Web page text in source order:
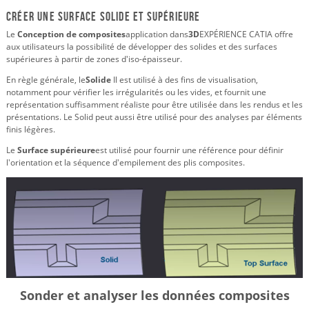
Créer une surface solide et supérieure
Le Conception de compositesapplication dans3DEXPÉRIENCE CATIA offre
aux utilisateurs la possibilité de développer des solides et des surfaces
supérieures à partir de zones d'iso-épaisseur.
En règle générale, leSolide Il est utilisé à des fins de visualisation,
notamment pour vérifier les irrégularités ou les vides, et fournit une
représentation suffisamment réaliste pour être utilisée dans les rendus et les
présentations. Le Solid peut aussi être utilisé pour des analyses par éléments
finis légères.
Le Surface supérieureest utilisé pour fournir une référence pour définir
l'orientation et la séquence d'empilement des plis composites.
Sonder et analyser les données composites